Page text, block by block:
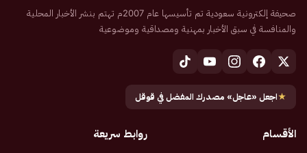
صحيفة إلكترونية سعودية تم تأسيسها عام 2007م تهتم بنشر الأخبار المحلية
والمنافسة في سبق الأخبار بمهنية ومصداقية وموضوعية
★اجعل «عاجل» مصدرك المفضل في قوقل
الأقسام روابط سريعة